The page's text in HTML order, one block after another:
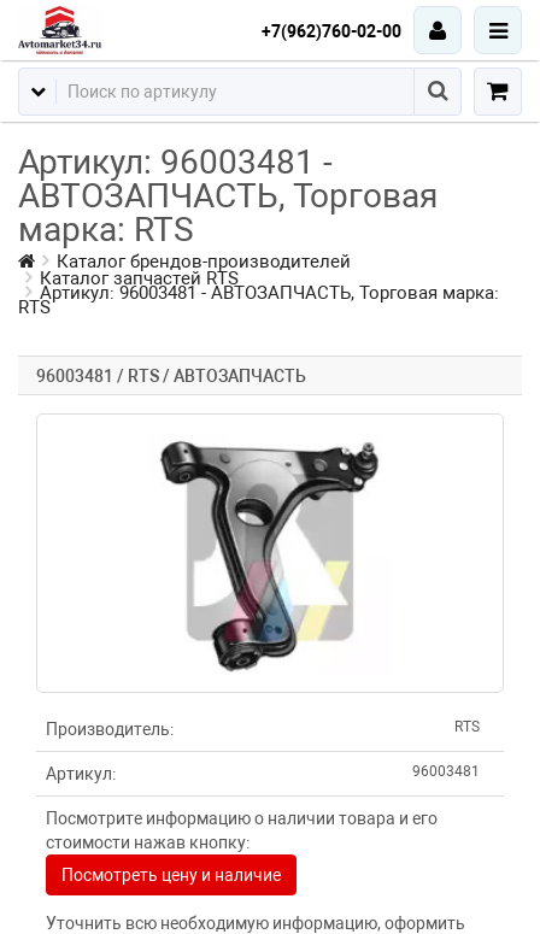
+7(962)760-02-00
Артикул: 96003481 -
АВТОЗАПЧАСТЬ, Торговая
марка: RTS
Каталог брендов-производителей
Каталог запчастей RTS
Артикул: 96003481 - АВТОЗАПЧАСТЬ, Торговая марка:
RTS
96003481 / RTS / АВТОЗАПЧАСТЬ
Производитель: RTS
Артикул: 96003481
Посмотрите информацию о наличии товара и его
стоимости нажав кнопку:
Посмотреть цену и наличие
Уточнить всю необходимую информацию, оформить